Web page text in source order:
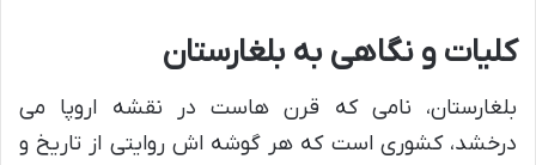
کلیات و نگاهی به بلغارستان
بلغارستان، نامی که قرن هاست در نقشه اروپا می
درخشد، کشوری است که هر گوشه اش روایتی از تاریخ و